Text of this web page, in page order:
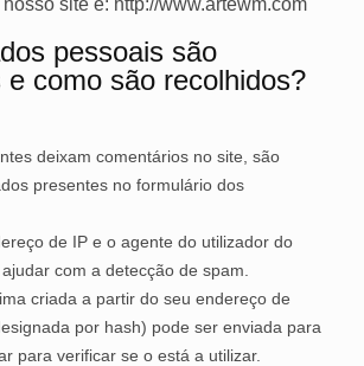
site é: http://www.artewm.com
pessoais são
e como são recolhidos?
deixam comentários no site, são
presentes no formulário dos
de IP e o agente do utilizador do
com a detecção de spam.
criada a partir do seu endereço de
por hash) pode ser enviada para
para verificar se o está a utilizar.